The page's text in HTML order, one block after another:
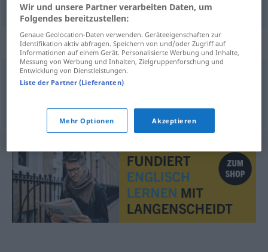
Synonyme für "self-reliance"
autonomy,self-sufficiency
© Princeton University
Wir und unsere Partner verarbeiten Daten, um
Folgendes bereitzustellen:
Genaue Geolocation-Daten verwenden. Geräteeigenschaften zur
Identifikation aktiv abfragen. Speichern von und/oder Zugriff auf
Informationen auf einem Gerät. Personalisierte Werbung und Inhalte,
Messung von Werbung und Inhalten, Zielgruppenforschung und
Entwicklung von Dienstleistungen.
Liste der Partner (Lieferanten)
Mehr Optionen Akzeptieren